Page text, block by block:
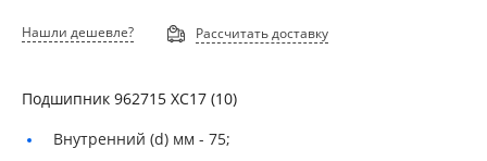
Нашли дешевле? Рассчитать доставку
Подшипник 962715 ХС17 (10)
Внутренний (d) мм - 75;